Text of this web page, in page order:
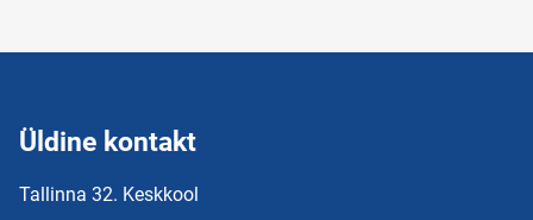
Üldine kontakt
Tallinna 32. Keskkool